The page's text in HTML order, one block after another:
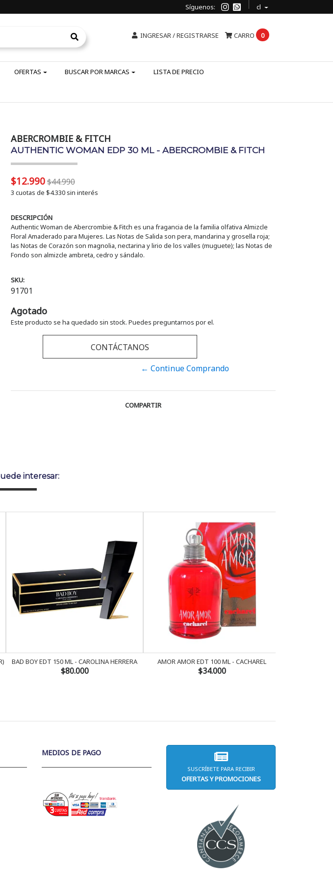
Síguenos: cl
CARRO 0
INGRESAR / REGISTRARSE
OFERTAS BUSCAR POR MARCAS LISTA DE PRECIO
ABERCROMBIE & FITCH
AUTHENTIC WOMAN EDP 30 ML - ABERCROMBIE & FITCH
$12.990$44.990
3 cuotas de $4.330sin interés
DESCRIPCIÓN
Authentic Woman de Abercrombie & Fitch es una fragancia de la familia olfativa Almizcle
Floral Amaderado para Mujeres. Las Notas de Salida son pera, mandarina y grosella roja;
las Notas de Corazón son magnolia, nectarina y lirio de los valles (muguete); las Notas de
Fondo son almizcle ambreta, cedro y sándalo.
SKU:
91701
Agotado
Este producto se ha quedado sin stock. Puedes preguntarnos por el.
CONTÁCTANOS
← Continue Comprando
COMPARTIR
interesar:
BAD BOY EDT 150 ML - CAROLINA HERRERA
$80.000
AMOR AMOR EDT 100 ML - CACHAREL
$34.000
MEDIOS DE PAGO
SUSCRÍBETE PARA RECIBIR
OFERTAS Y PROMOCIONES